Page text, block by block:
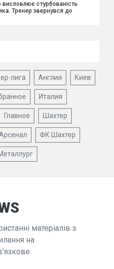
стурбованість
Тренер звернувся до
лига Англия Киев
Италия
Главное Шахтер
ФК Шахтер
матеріалів з
на